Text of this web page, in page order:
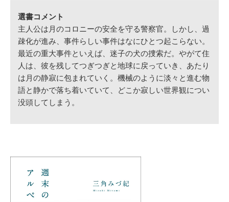
選書コメント
主人公は月のコロニーの安全を守る警察官。しかし、過
疎化が進み、事件らしい事件はなにひとつ起こらない。
最近の重大事件といえば、迷子の犬の捜索だ。やがて住
人は、彼を残してつぎつぎと地球に戻っていき、あたり
は月の静寂に包まれていく。機械のように淡々と進む物
語と静かで落ち着いていて、どこか寂しい世界観につい
没頭してしまう。